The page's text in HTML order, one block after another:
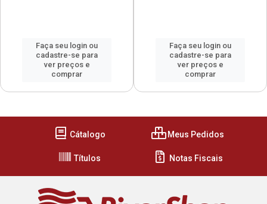
Faça seu login ou
cadastre-se para
ver preços e
comprar
Faça seu login ou
cadastre-se para
ver preços e
comprar
Cátalogo Meus Pedidos
Títulos Notas Fiscais